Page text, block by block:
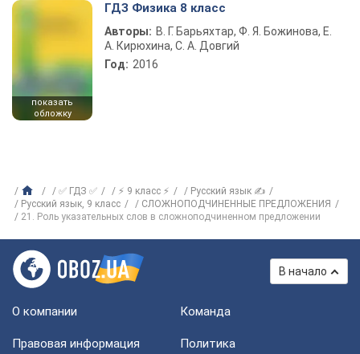
показать
обложку
ГДЗ Физика 8 класс
Авторы: В. Г. Барьяхтар, Ф. Я. Божинова, Е.
А. Кирюхина, С. А. Довгий
Год: 2016
✅ ГДЗ ✅ ⚡ 9 класс ⚡
Русский язык ✍
Русский язык, 9 класс
СЛОЖНОПОДЧИНЕННЫЕ ПРЕДЛОЖЕНИЯ
21. Роль указательных слов в сложноподчиненном предложении
В начало
О компании Команда
Правовая информация
Политика